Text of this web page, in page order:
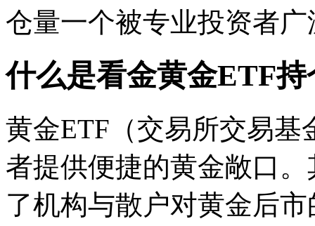
仓量一个被专业投资者
什么是看金黄金ETF
黄金ETF（交易所交易
者提供便捷的黄金敞口
了机构与散户对黄金后